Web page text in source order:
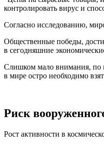
контролировать вирус и
Согласно исследованию,
Общественные победы,
в сегодняшние
Слишком мало внимания, по
в мире остро необходимо
Риск
Рост активности в